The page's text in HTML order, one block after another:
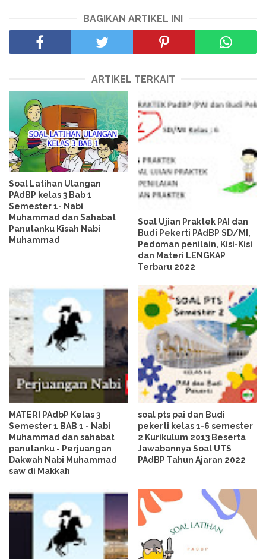
BAGIKAN ARTIKEL INI
ARTIKEL TERKAIT
Soal Latihan Ulangan
PAdBP kelas 3 Bab 1
Semester 1- Nabi
Muhammad dan Sahabat
Panutanku Kisah Nabi
Muhammad
Soal Ujian Praktek PAI dan
Budi Pekerti PAdBP SD/MI,
Pedoman penilain, Kisi-Kisi
dan Materi LENGKAP
Terbaru 2022
MATERI PAdbP Kelas 3
Semester 1 BAB 1 - Nabi
Muhammad dan sahabat
panutanku - Perjuangan
Dakwah Nabi Muhammad
saw di Makkah
soal pts pai dan Budi
pekerti kelas 1-6 semester
2 Kurikulum 2013 Beserta
Jawabannya Soal UTS
PAdBP Tahun Ajaran 2022